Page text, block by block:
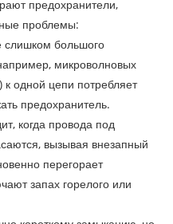
предохранители,
проблемы:
слишком большого
микроволновых
к одной цепи потребляет
предохранитель.
когда провода под
вызывая внезапный
перегорает
запах горелого или